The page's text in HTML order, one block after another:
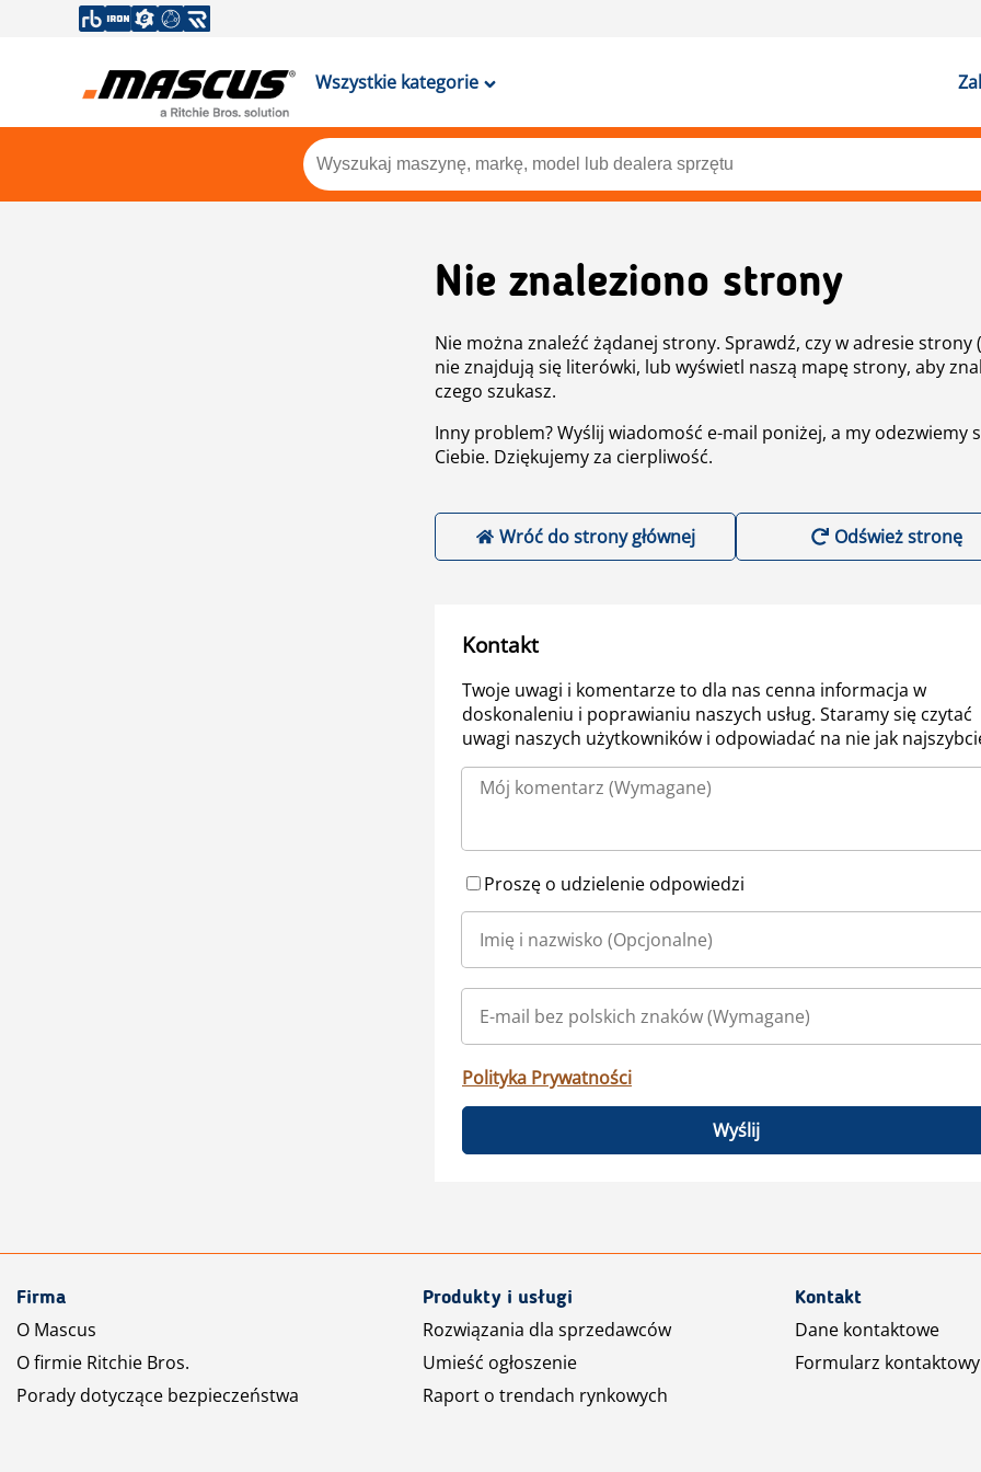
Wszystkie kategorie
Nie znaleziono strony
Nie można znaleźć żądanej strony. Sprawdź, czy w adresie strony
nie znajdują się literówki, lub wyświetl naszą mapę strony, aby
czego szukasz.
Inny problem? Wyślij wiadomość e-mail poniżej, a my odezwiemy
Ciebie. Dziękujemy za cierpliwość.
Wróć do strony głównej Odśwież stronę
Kontakt
Twoje uwagi i komentarze to dla nas cenna informacja w
doskonaleniu i poprawianiu naszych usług. Staramy się czytać
uwagi naszych użytkowników i odpowiadać na nie jak
Proszę o udzielenie odpowiedzi
Polityka Prywatności
Wyślij
Firma
O Mascus
O firmie Ritchie Bros.
Porady dotyczące bezpieczeństwa
Produkty i usługi
Rozwiązania dla sprzedawców
Umieść ogłoszenie
Raport o trendach rynkowych
Kontakt
Dane kontaktowe
Formularz kontaktowy